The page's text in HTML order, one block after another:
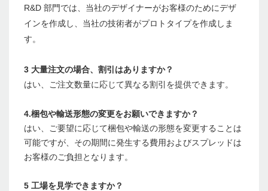
R&D 部門では、当社のデザイナーがお客様のためにデザ
インを作成し、当社の技術者がプロトタイプを作成しま
す。
3 大量注文の場合、割引はありますか？
はい、ご注文数量に応じて異なる割引を提供できます。
4.梱包や輸送形態の変更をお願いできますか？
はい、ご要望に応じて梱包や輸送の形態を変更することは
可能ですが、その期間に発生する費用およびスプレッドは
お客様のご負担となります。
5 工場を見学できますか？